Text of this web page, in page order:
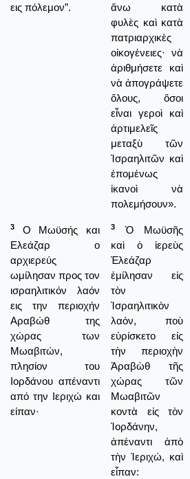
εις πόλεμον”.
ἄνω κατὰ
φυλὲς καὶ κατὰ
πατριαρχικὲς
οἰκογένειες· νὰ
ἀριθμήσετε καὶ
νὰ ἀπογράψετε
ὅλους, ὅσοι
εἶναι γεροὶ καὶ
ἀρτιμελεῖς
μεταξὺ τῶν
Ἰσραηλιτῶν καὶ
ἑπομένως
ἱκανοὶ νὰ
πολεμήσουν».
3
Ο Μωϋσής και
Ελεάζαρ ο
αρχιερεύς
ωμίλησαν προς τον
ισραηλιτικόν λαόν
εις την περιοχήν
Αραβώθ της
χώρας των
Μωαβιτών,
πλησίον του
Ιορδάνου απέναντι
από την Ιεριχώ και
είπαν·
3
Ὁ Μωϋσῆς
καὶ ὁ ἱερεὺς
Ἐλεάζαρ
ἐμίλησαν εἰς
τὸν
Ἰσραηλιτικὸν
λαόν, ποὺ
εὑρίσκετο εἰς
τὴν περιοχὴν
Ἀραβὼθ τῆς
χώρας τῶν
Μωαβιτῶν
κοντὰ εἰς τὸν
Ἰορδάνην,
ἀπέναντι ἀπὸ
τὴν Ἱεριχώ, καὶ
εἶπαν: